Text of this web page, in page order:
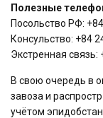
Полезные
Посольство РФ:
Консульство: +84
Экстренная связь:
В свою очередь в
завоза и
учётом